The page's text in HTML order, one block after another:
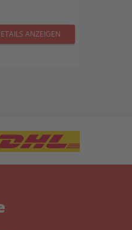
ANZEIGEN